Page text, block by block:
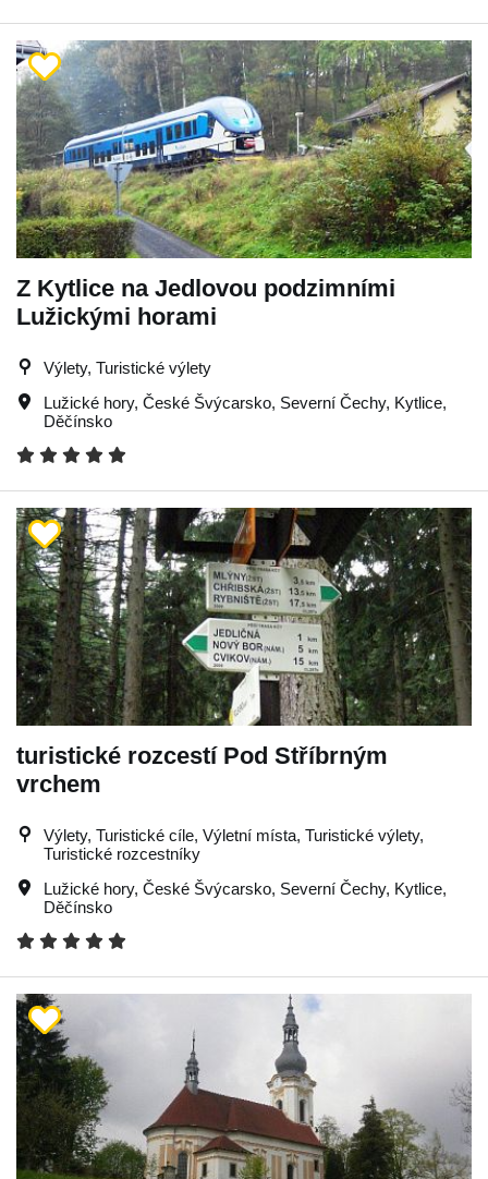
Z Kytlice na Jedlovou podzimními
Lužickými horami
Výlety, Turistické výlety
Lužické hory, České Švýcarsko, Severní Čechy, Kytlice,
Děčínsko
turistické rozcestí Pod Stříbrným
vrchem
Výlety, Turistické cíle, Výletní místa, Turistické výlety,
Turistické rozcestníky
Lužické hory, České Švýcarsko, Severní Čechy, Kytlice,
Děčínsko